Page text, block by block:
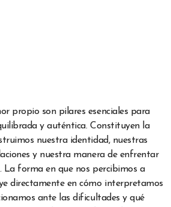
y auténtica. Constituyen la
nuestra identidad, nuestras
y nuestra manera de enfrentar
La forma en que nos percibimos a
directamente en cómo interpretamos
ante las dificultades y qué